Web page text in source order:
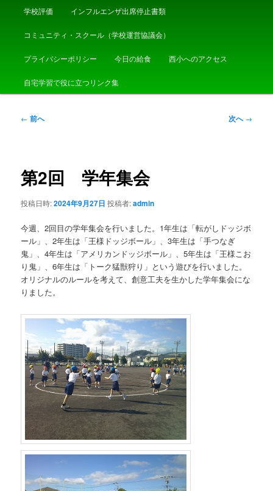
学校評価 インフルエンザ出席停止書類
コミュニティ・スクール（学校運営協議会）
プライバシーポリシー 今日の給食 西小へのアクセス
自宅学習で役に立つリンク集
投
ゲ
ー
ョ
← 前へ 次へ→
第2回 学年集会
投稿日時:2024年9月27日 投稿者:admin
今週、2回目の学年集会を行いました。1年生は「転がしドッジボ
ール」、2年生は「王様ドッジボール」、3年生は「手つなぎ
鬼」、4年生は「アメリカンドッジボール」、5年生は「王様こお
り鬼」、6年生は「トーク猛獣狩り」という遊びを行いました。
オリジナルのルールを考えて、創意工夫を生かした学年集会にな
りました。